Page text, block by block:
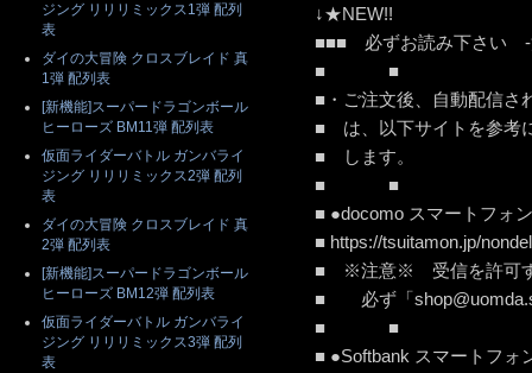
↓★NEW!!
■■■ 必ずお読み下さい -
■ ■
■・ご注文後、自動配信さ
■ は、以下サイトを参考
■ し
■ ■
■ ●docomo スマート
■ https://tsuitamon.jp/
■ ※注意※ 受信を許
■ 必ず「
■ ■
■ ●Softbank スマート
ジング リリリミックス1弾 配列
表
ダイの大冒険 クロスブレイド 真
1弾 配列表
[新機能]スーパードラゴンボール
ヒーローズ BM11弾 配列表
仮面ライダーバトル ガンバライ
ジング リリリミックス2弾 配列
表
ダイの大冒険 クロスブレイド 真
2弾 配列表
[新機能]スーパードラゴンボール
ヒーローズ BM12弾 配列表
仮面ライダーバトル ガンバライ
ジング リリリミックス3弾 配列
表